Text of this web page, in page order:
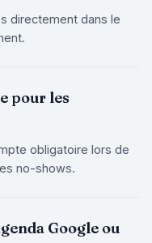
directement dans le
pour les
obligatoire lors de
no-shows.
Google ou